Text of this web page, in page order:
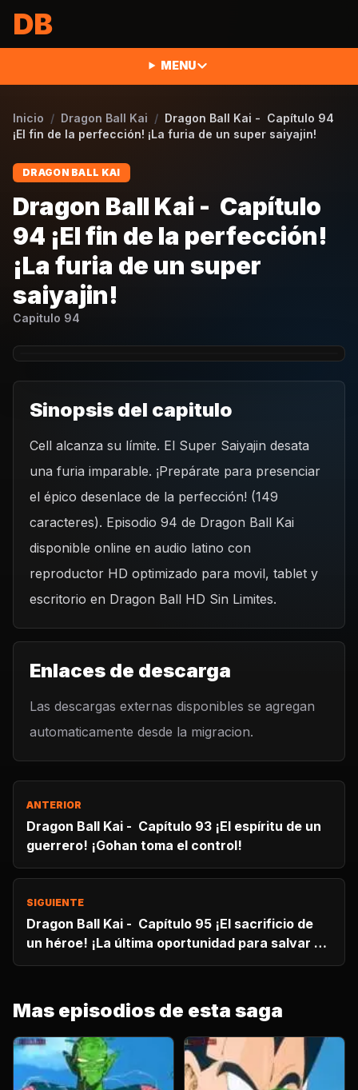
DB
MENU
Inicio / Dragon Ball Kai / Dragon Ball Kai - Capítulo 94
¡El fin de la perfección! ¡La furia de un super saiyajin!
DRAGON BALL KAI
Dragon Ball Kai - Capítulo
94 ¡El fin de la perfección!
¡La furia de un super
saiyajin!
Capitulo 94
REPRODUCIR CAPITULO
Dragon Ball Kai - Capítulo 94 ¡El fin de la perfección! ¡La
CARGAR REPRODUCTOR
Sinopsis del capitulo
Cell alcanza su límite. El Super Saiyajin desata
una furia imparable. ¡Prepárate para presenciar
el épico desenlace de la perfección! (149
caracteres). Episodio 94 de Dragon Ball Kai
disponible online en audio latino con
reproductor HD optimizado para movil, tablet y
escritorio en Dragon Ball HD Sin Limites.
Enlaces de descarga
Las descargas externas disponibles se agregan
automaticamente desde la migracion.
ANTERIOR
Dragon Ball Kai - Capítulo 93 ¡El espíritu de un
guerrero! ¡Gohan toma el control!
SIGUIENTE
Dragon Ball Kai - Capítulo 95 ¡El sacrificio de
un héroe! ¡La última oportunidad para salvar al
mundo!
Mas episodios de esta saga